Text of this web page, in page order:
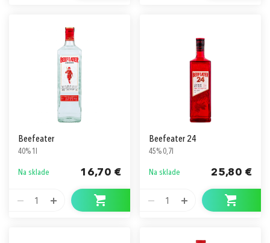
Beefeater
40% 1l
Na sklade 16,70 €
1
Beefeater 24
45% 0,7l
Na sklade 25,80 €
1